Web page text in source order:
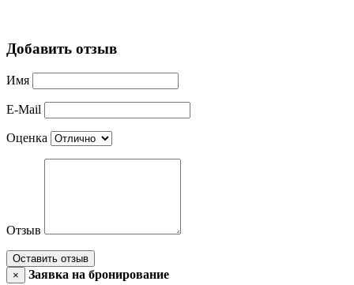
Добавить отзыв
Имя
E-Mail
Оценка
Отзыв
Оставить отзыв
×
Заявка на бронирование